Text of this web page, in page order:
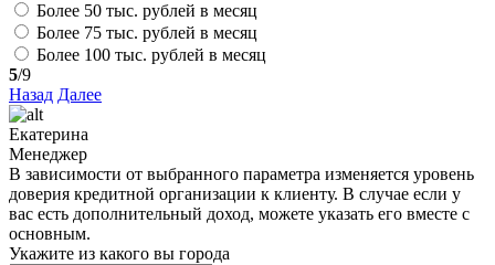
Более 50 тыс. рублей в месяц
Более 75 тыс. рублей в месяц
Более 100 тыс. рублей в месяц
5/9
Назад Далее
Екатерина
Менеджер
В зависимости от выбранного параметра изменяется уровень
доверия кредитной организации к клиенту. В случае если у
вас есть дополнительный доход, можете указать его вместе с
основным.
Укажите из какого вы города